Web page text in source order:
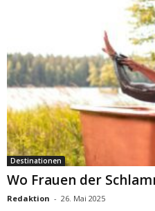
Destinationen
Wo Frauen der
Redaktion - 26. Mai 2025